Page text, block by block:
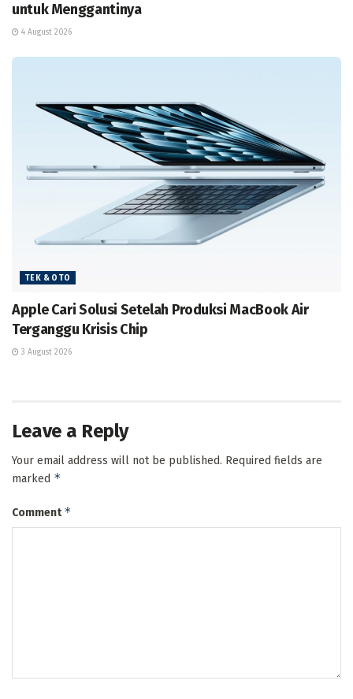
untuk Menggantinya
4 August 2026
TEK & OTO
Apple Cari Solusi Setelah Produksi MacBook Air
Terganggu Krisis Chip
3 August 2026
Leave a Reply
Your email address will not be published. Required fields are
marked *
Comment*